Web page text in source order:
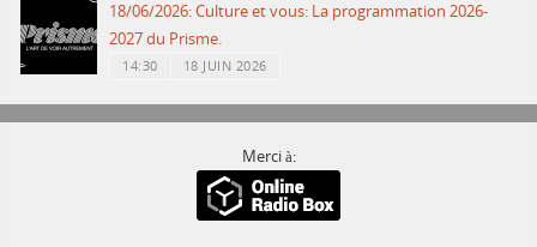
18/06/2026: Culture et vous: La programmation 2026-
2027 du Prisme.
14:30 18 JUIN 2026
Merci à: